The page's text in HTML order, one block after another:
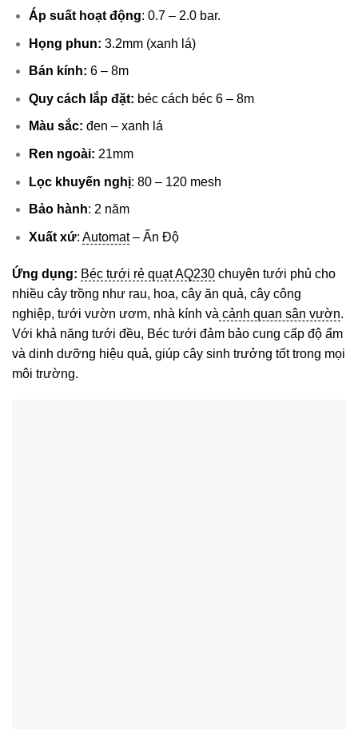
Áp suất hoạt động: 0.7 – 2.0 bar.
Họng phun: 3.2mm (xanh lá)
Bán kính: 6 – 8m
Quy cách lắp đặt: béc cách béc 6 – 8m
Màu sắc: đen – xanh lá
Ren ngoài: 21mm
Lọc khuyến nghị: 80 – 120 mesh
Bảo hành: 2 năm
Xuất xứ: Automat– Ấn Độ
Ứng dụng: Béc tưới rẻ quạt AQ230 chuyên tưới phủ cho
nhiều cây trồng như rau, hoa, cây ăn quả, cây công
nghiệp, tưới vườn ươm, nhà kính và cảnh quan sân vườn.
Với khả năng tưới đều, Béc tưới đảm bảo cung cấp độ ẩm
và dinh dưỡng hiệu quả, giúp cây sinh trưởng tốt trong mọi
môi trường.